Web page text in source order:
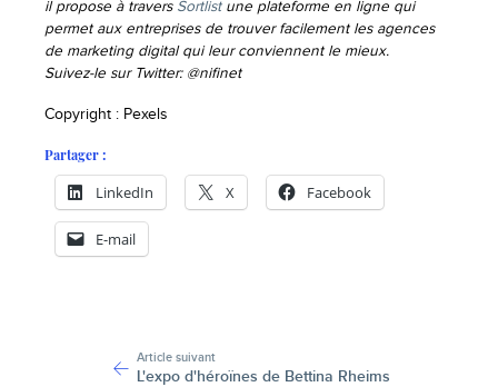
il propose à travers Sortlistune plateforme en ligne qui
permet aux entreprises de trouver facilement les agences
de marketing digital qui leur conviennent le mieux.
Suivez-le sur Twitter: @nifinet
Copyright : Pexels
Partager :
LinkedIn X Facebook
E-mail
Article suivant
L'expo d'héroïnes de Bettina Rheims